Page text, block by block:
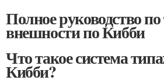
Полное руководство
внешности по Кибби
Что такое система
Кибби?